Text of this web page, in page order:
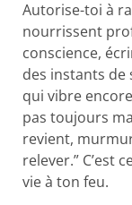
Autorise-toi à
nourrissent
conscience,
des instants de
qui vibre
pas toujours
revient,
relever.” C’est
vie à ton feu.